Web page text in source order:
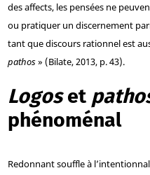
des affects, les pensées ne
ou pratiquer un discernement
tant que discours rationnel est
pathos» (Bilate, 2013, p. 43).
Logoset
phénoménal
Redonnant souffle à